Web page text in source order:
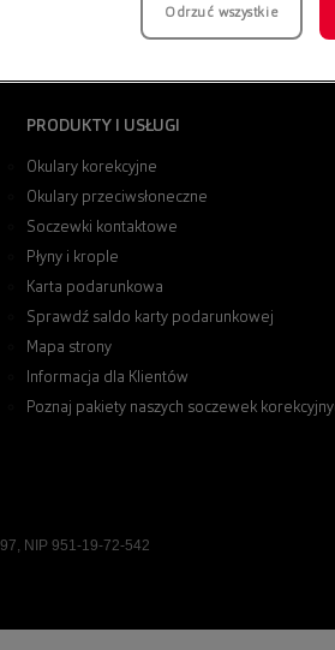
PRODUKTY I USŁUGI
Okulary korekcyjne
Okulary przeciwsłoneczne
Soczewki kontaktowe
Płyny i krople
Karta podarunkowa
Sprawdź saldo karty podarunkowej
Mapa strony
Informacja dla Klientów
Poznaj pakiety naszych soczewek
NIP 951-19-72-542
Odrzuć wszystkie